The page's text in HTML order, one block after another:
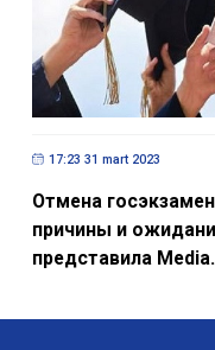
17:23 31 mart 2023
Отмена
причины и
представила